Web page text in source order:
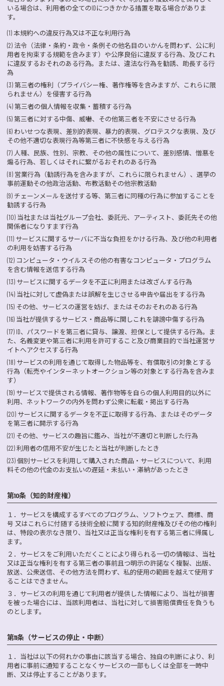
いる場合は、利用者の全てのIDにつきかかる措置を取る場合がありま
す。
(1) 本規約への違反行為又は不正な利用行為
(2) 法令（法律・条約・政令・条例その他名目のいかんを問わず、公に利
用者を拘束する規範を含みます）や公序良俗に違反する行為、及びこれ
に違反するおそれのある行為。または、違法な行為を勧誘、助長する行
為
(3) 第三者の権利（プライバシー権、著作権等を含みますが、これらに限
られません）を侵害する行為
(4) 第三者の個人情報を収集・蓄積する行為
(5) 第三者に対する中傷、威嚇、その他第三者を不安にさせる行為
(6) わいせつな表現、差別的表現、暴力的表現、グロテスクな表現、及び
その他不適切な表現行為等第三者に不快感を与える行為
(7) 人種、民族、性別、宗教、その他の属性について、差別感情、憎悪を
煽る行為、若しくはそれに繋がるおそれのある行為
(8) 営業行為（勧誘行為を含みますが、これらに限られません）、選挙の
事前運動その他政治活動、布教活動その他宗教活動
(9) チェーンメールを送付する等、第三者に同種の行為に参加することを
勧誘する行為
(10) 当社または当社グループ会社、委託元、アーティスト、委託先その他
関係者になりすます行為
(11) サービスに関するサーバに不当な負担をかける行為、及び他の利用者
の利用を妨害する行為
(12) コンピュータ・ウイルスその他の有害なコンピュータ・プログラム
を含む情報を送信する行為
(13) サービスに関するデータを不正に利用または改ざんする行為
(14) 当社に対して虚偽または誤解を生じさせる申告や届出をする行為
(15) その他、サービスの運営を妨げ、またはそのおそれのある行為
(16) 当社が提供するサービス・商品等に関しこれを誹謗中傷する行為
(17) ID、パスワードを第三者に貸与、譲渡、担保として提供する行為。ま
た、名義変更や第三者に利用を許可すること及び商業目的で当社運営サ
イトへアクセスする行為
(18) サービスの利用を通じて取得した物品等を、有償取引の対象とする
行為（転売やインターネットオークション等の対象とする行為を含みま
す）
(19) サービスで提供される情報、著作物等を自らの個人利用目的以外に
利用、ネットワークの内外を問わず公衆に転載・掲出する行為
(20) サービスに関するデータを不正に取得する行為、またはそのデータ
を第三者に開示する行為
(21) その他、サービスの趣旨に鑑み、当社が不適切と判断した行為
(22) 利用者の信用不安が生じたと当社が判断したとき
(23) 個別サービスを利用して購入された商品・サービスについて、利用
料その他の代金のお支払いの遅延・未払い・滞納があったとき
第10条（知的財産権）
１． サービスを構成するすべてのプログラム、ソフトウェア、商標、商
号 又はこれらに付随する技術全般に関する知的財産権及びその他の権利
は、特段の表示なき限り、当社又は正当な権利を有する第三者に帰属し
ます。
２． サービスをご利用いただくことにより得られる一切の情報は、当社
又は正当な権利を有する第三者の事前且つ明示の許諾なく複製、出版、
放送、公衆送信、その他方法を問わず、私的使用の範囲を越えて使用す
ることはできません。
３． サービスの利用を通じて利用者が提供した情報により、当社が損害
を被った場合には、当該利用者は、当社に対して損害賠償責任を負うも
のとします。
第11条（サービスの停止・中断）
１． 当社は以下の何れかの事由に該当する場合、独自の判断により、利
用者に事前に通知することなくサービスの一部もしくは全部を一時中
断、又は停止することがあります。